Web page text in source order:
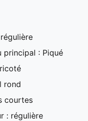
principal : Piqué
rond
courtes
: régulière